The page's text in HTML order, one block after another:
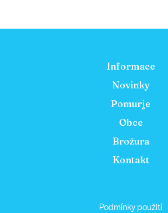
Informace
Novinky
Pomurje
Obce
Brožura
Kontakt
Podmínky použití